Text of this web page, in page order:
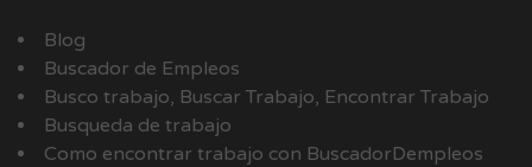
Blog
Buscador de Empleos
Busco trabajo, Buscar Trabajo, Encontrar Trabajo
Busqueda de trabajo
Como encontrar trabajo con BuscadorDempleos